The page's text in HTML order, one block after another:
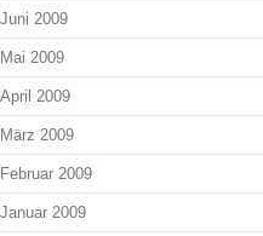
Juni 2009
Mai 2009
April 2009
März 2009
Februar 2009
Januar 2009